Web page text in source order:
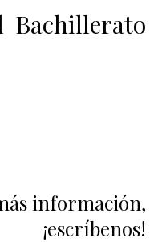
Bachillerato
información,
¡escríbenos!